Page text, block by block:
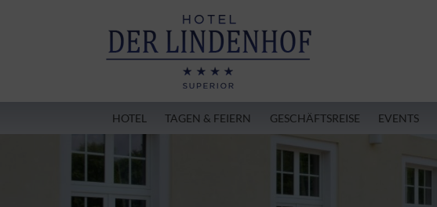
HOTEL TAGEN & FEIERN GESCHÄFTSREISE EVENTS